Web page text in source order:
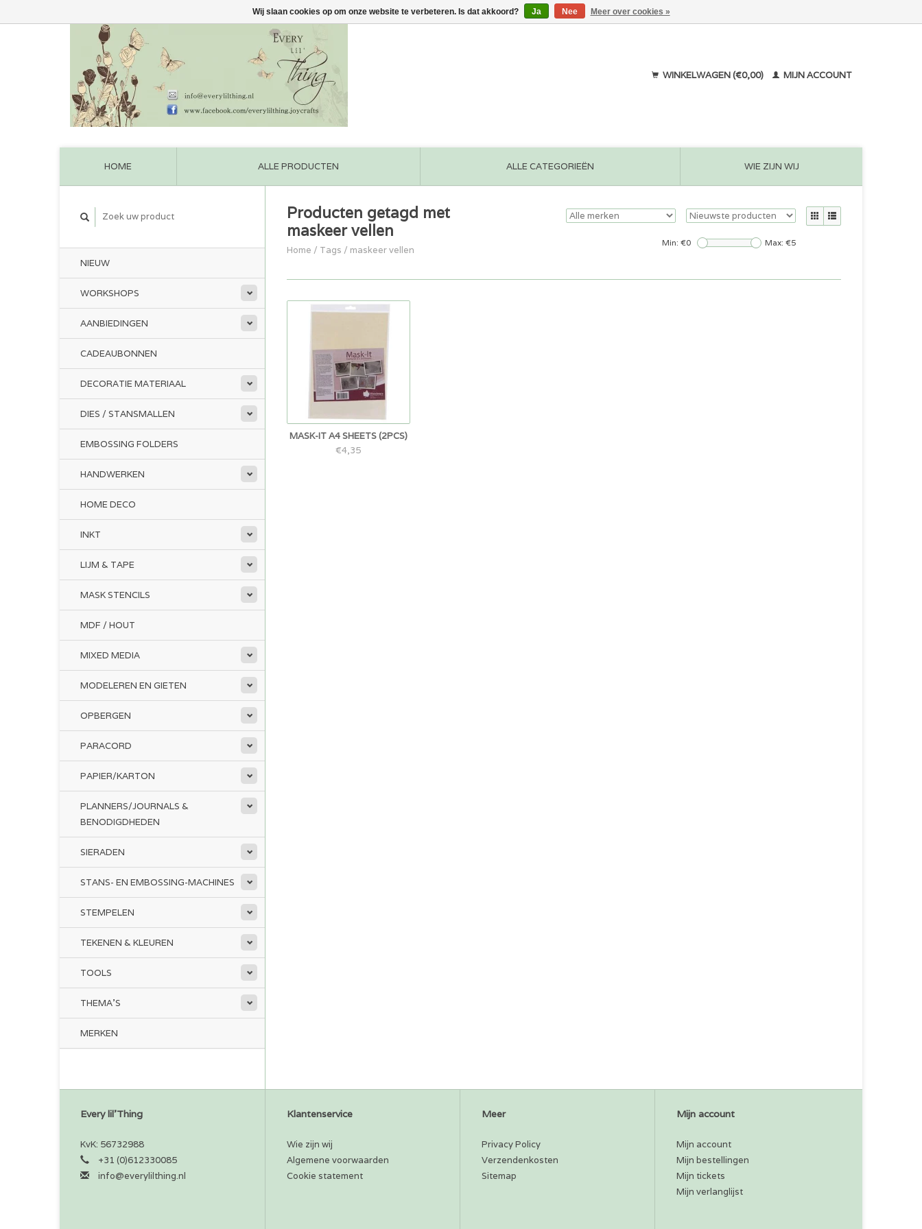
WINKELWAGEN (€0,00) MIJN ACCOUNT
HOME ALLE PRODUCTEN ALLE CATEGORIEËN WIE ZIJN WIJ
NIEUW
WORKSHOPS
AANBIEDINGEN
CADEAUBONNEN
DECORATIE MATERIAAL
DIES / STANSMALLEN
EMBOSSING FOLDERS
HANDWERKEN
HOME DECO
INKT
LIJM & TAPE
MASK STENCILS
MDF / HOUT
MIXED MEDIA
MODELEREN EN GIETEN
OPBERGEN
PARACORD
PAPIER/KARTON
PLANNERS/JOURNALS &
BENODIGDHEDEN
SIERADEN
STANS- EN EMBOSSING-MACHINES
STEMPELEN
TEKENEN & KLEUREN
TOOLS
THEMA'S
MERKEN
Producten getagd met
maskeer vellen
Home / Tags / maskeer vellen
Min: €0 Max: €5
MASK-IT A4 SHEETS (2PCS)
€4,35
Every lil'Thing
KvK: 56732988
+31 (0)612330085
info@everylilthing.nl
Klantenservice
Wie zijn wij
Algemene voorwaarden
Cookie statement
Meer
Privacy Policy
Verzendenkosten
Sitemap
Mijn account
Mijn account
Mijn bestellingen
Mijn tickets
Mijn verlanglijst
Wij slaan cookies op om onze website te verbeteren. Is dat akkoord? Ja Nee Meer over cookies »